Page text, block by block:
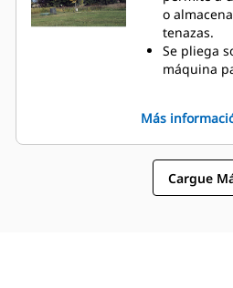
durante el
una flota
sistema
que las
similares
otros
o
tenazas.
Se pliega
máquina
La
el
hacen que
opción
asequible
Más
Cargue